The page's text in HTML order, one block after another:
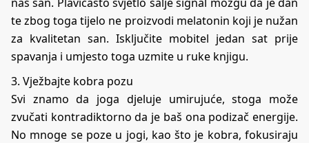
te zbog toga tijelo ne proizvodi melatonin koji je nužan
za kvalitetan san. Isključite mobitel jedan sat prije
spavanja i umjesto toga uzmite u ruke knjigu.
3. Vježbajte kobra pozu
Svi znamo da joga djeluje umirujuće, stoga može
zvučati kontradiktorno da je baš ona podizač energije.
No mnoge se poze u jogi, kao što je kobra, fokusiraju